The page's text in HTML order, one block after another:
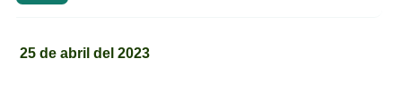
25 de abril del 2023